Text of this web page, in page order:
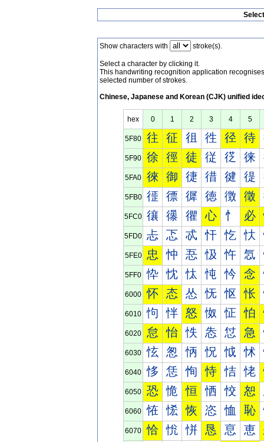
Show characters with stroke(s).
Select a character by clicking it.
This handwriting recognition application
selected number of strokes.
Chinese, Japanese and Korean (CJK) unified
hex 0 1 2 3 4 5
5F80 往 征 徂 徃 径 待
5F90 徐 徑 徒 従 徔 徕
5FA0 徠 御 徢 徣 徤 徥
5FB0 徰 徱 徲 徳 徴 徵
5FC0 忀 忁 忂 心 忄 必
5FD0 忐 忑 忒 忓 忔 忕
5FE0 忠 忡 忢 忣 忤 忥
5FF0 忰 忱 忲 忳 忴 念
6000 怀 态 怂 怃 怄 怅
6010 怐 怑 怒 怓 怔 怕
6020 怠 怡 怢 怣 怤 急
6030 怰 怱 怲 怳 怴 怵
6040 恀 恁 恂 恃 恄 恅
6050 恐 恑 恒 恓 恔 恕
6060 恠 恡 恢 恣 恤 恥
6070 恰 恱 恲 恳 恴 恵